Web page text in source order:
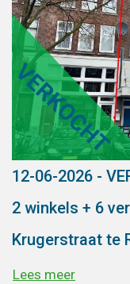
12-06-2026 -
2 winkels + 6
Krugerstraat te
Lees meer